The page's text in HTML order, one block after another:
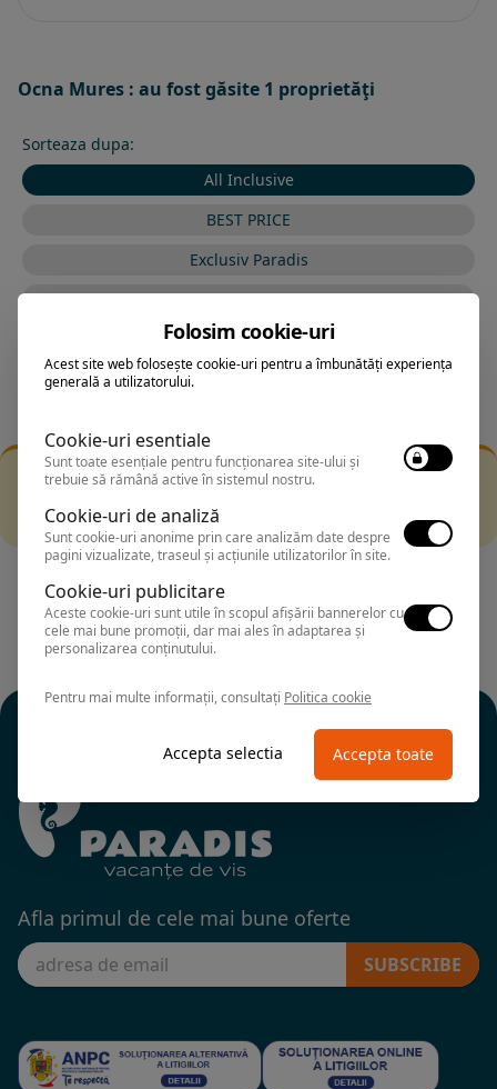
Ocna Mures : au fost găsite 1 proprietăţi
Sorteaza dupa:
All Inclusive
BEST PRICE
Exclusiv Paradis
Stele 1-5
Stele 5-1
Filtrarea nu a returnat niciun rezultat
alte fitre.
Afla primul de cele mai bune oferte
SUBSCRIBE
Folosim cookie-uri
Acest site web folosește cookie-uri pentru a îmbunătăți experiența
generală a utilizatorului.
Cookie-uri esentiale
Sunt toate esențiale pentru funcționarea site-ului și
trebuie să rămână active în sistemul nostru.
Cookie-uri de analiză
Sunt cookie-uri anonime prin care analizăm date despre
pagini vizualizate, traseul și acțiunile utilizatorilor în site.
Cookie-uri publicitare
Aceste cookie-uri sunt utile în scopul afișării bannerelor cu
cele mai bune promoții, dar mai ales în adaptarea și
personalizarea conținutului.
Pentru mai multe informații, consultați Politica cookie
Accepta selectia Accepta toate